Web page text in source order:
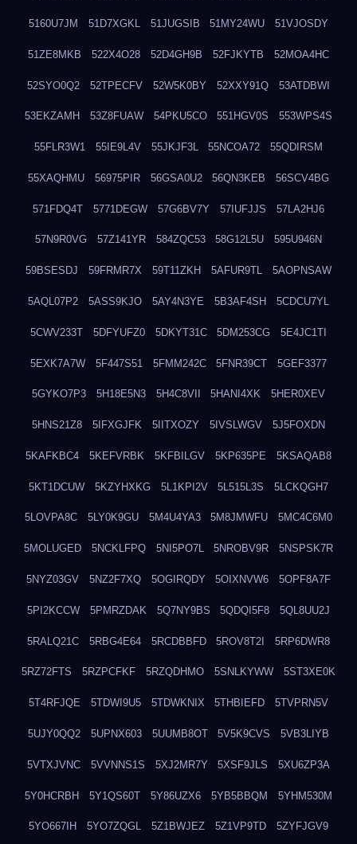
5160U7JM 51D7XGKL 51JUGSIB 51MY24WU 51VJOSDY
51ZE8MKB 522X4O28 52D4GH9B 52FJKYTB 52MOA4HC
52SYO0Q2 52TPECFV 52W5K0BY 52XXY91Q 53ATDBWI
53EKZAMH 53Z8FUAW 54PKU5CO 551HGV0S 553WPS4S
55FLR3W1 55IE9L4V 55JKJF3L 55NCOA72 55QDIRSM
55XAQHMU 56975PIR 56GSA0U2 56QN3KEB 56SCV4BG
571FDQ4T 5771DEGW 57G6BV7Y 57IUFJJS 57LA2HJ6
57N9R0VG 57Z141YR 584ZQC53 58G12L5U 595U946N
59BSESDJ 59FRMR7X 59T11ZKH 5AFUR9TL 5AOPNSAW
5AQL07P2 5ASS9KJO 5AY4N3YE 5B3AF4SH 5CDCU7YL
5CWV233T 5DFYUFZ0 5DKYT31C 5DM253CG 5E4JC1TI
5EXK7A7W 5F447S51 5FMM242C 5FNR39CT 5GEF3377
5GYKO7P3 5H18E5N3 5H4C8VII 5HANI4XK 5HER0XEV
5HNS21Z8 5IFXGJFK 5IITXOZY 5IVSLWGV 5J5FOXDN
5KAFKBC4 5KEFVRBK 5KFBILGV 5KP635PE 5KSAQAB8
5KT1DCUW 5KZYHXKG 5L1KPI2V 5L515L3S 5LCKQGH7
5LOVPA8C 5LY0K9GU 5M4U4YA3 5M8JMWFU 5MC4C6M0
5MOLUGED 5NCKLFPQ 5NI5PO7L 5NROBV9R 5NSPSK7R
5NYZ03GV 5NZ2F7XQ 5OGIRQDY 5OIXNVW6 5OPF8A7F
5PI2KCCW 5PMRZDAK 5Q7NY9BS 5QDQI5F8 5QL8UU2J
5RALQ21C 5RBG4E64 5RCDBBFD 5ROV8T2I 5RP6DWR8
5RZ72FTS 5RZPCFKF 5RZQDHMO 5SNLKYWW 5ST3XE0K
5T4RFJQE 5TDWI9U5 5TDWKNIX 5THBIEFD 5TVPRN5V
5UJY0QQ2 5UPNX603 5UUMB8OT 5V5K9CVS 5VB3LIYB
5VTXJVNC 5VVNNS1S 5XJ2MR7Y 5XSF9JLS 5XU6ZP3A
5Y0HCRBH 5Y1QS60T 5Y86UZX6 5YB5BBQM 5YHM530M
5YO667IH 5YO7ZQGL 5Z1BWJEZ 5Z1VP9TD 5ZYFJGV9